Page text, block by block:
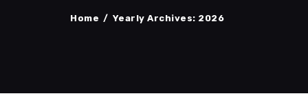
Home Yearly Archives: 2026